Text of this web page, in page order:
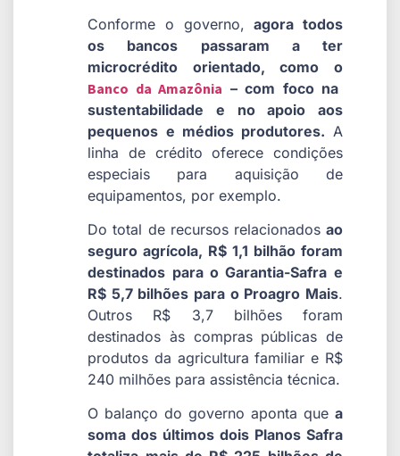
Conforme o governo,agora todos
os bancos passaram a ter
microcrédito orientado, como o
Banco da Amazônia – com foco na
sustentabilidade e no apoio aos
pequenos e médios produtores. A
linha de crédito oferece condições
especiais para aquisição de
equipamentos, por exemplo.
Do total de recursos relacionados ao
seguro agrícola, R$ 1,1 bilhão foram
destinados para o Garantia-Safra e
R$ 5,7 bilhões para o Proagro Mais.
Outros R$ 3,7 bilhões foram
destinados às compras públicas de
produtos da agricultura familiar e R$
240 milhões para assistência técnica.
O balanço do governo aponta que a
soma dos últimos dois Planos Safra